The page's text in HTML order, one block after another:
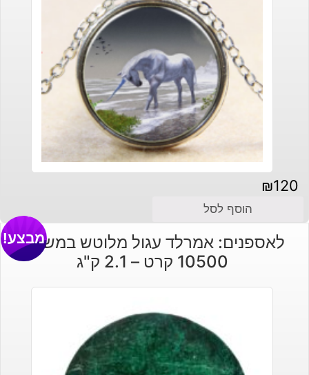
₪120
הוסף לסל
לאספנים: אמרלד עגול מלוטש במשקל:
10500 קרט – 2.1 ק"ג
מבצע!